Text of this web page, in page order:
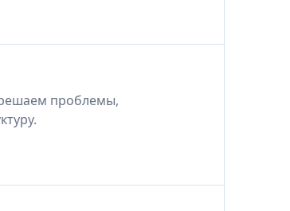
проблемы,